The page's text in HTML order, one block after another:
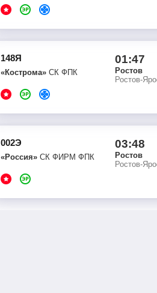
148Я
«Кострома» СК ФПК
01:47
Ростов
Ростов-
002Э
«Россия» СК ФИРМ ФПК
03:48
Ростов
Ростов-